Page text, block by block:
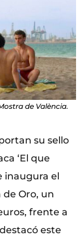
de València.
su sello
‘El que
inaugura el
Oro, un
frente a
este